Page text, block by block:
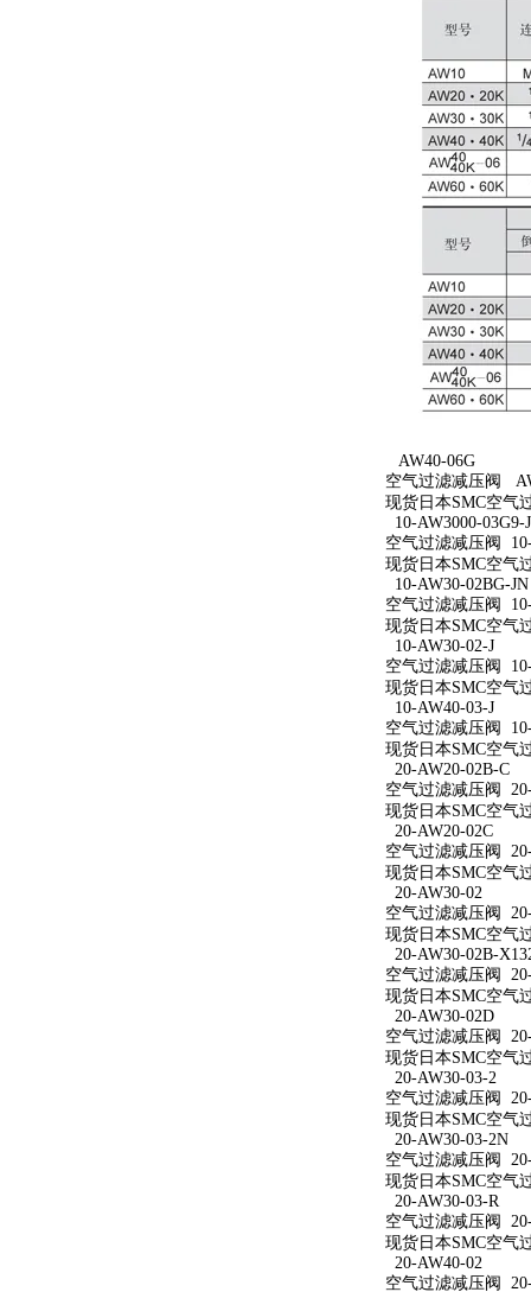
AW40-06G
空气过滤减压阀
现货日本SMC空气
10-AW3000-03G9-
空气过滤减压阀
现货日本SMC空气
10-AW30-02BG-JN
空气过滤减压阀
现货日本SMC空气
10-AW30-02-J
空气过滤减压阀
现货日本SMC空气
10-AW40-03-J
空气过滤减压阀
现货日本SMC空气
20-AW20-02B-C
空气过滤减压阀
现货日本SMC空气
20-AW20-02C
空气过滤减压阀
现货日本SMC空气
20-AW30-02
空气过滤减压阀
现货日本SMC空气
20-AW30-02B-
空气过滤减压阀
现货日本SMC空气
20-AW30-02D
空气过滤减压阀
现货日本SMC空气
20-AW30-03-2
空气过滤减压阀
现货日本SMC空气
20-AW30-03-2N
空气过滤减压阀
现货日本SMC空气
20-AW30-03-R
空气过滤减压阀
现货日本SMC空气
20-AW40-02
空气过滤减压阀